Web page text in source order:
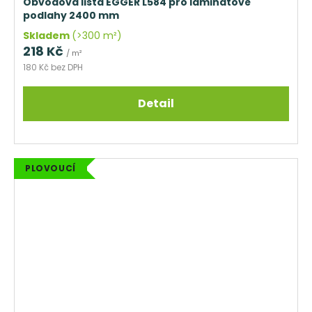
podlahy 2400 mm
Skladem (>300 m²)
180 Kč bez DPH
218 Kč / m²
Detail
PLOVOUCÍ